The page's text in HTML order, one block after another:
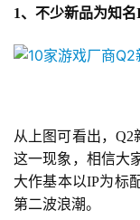
1、不少新品为知
从上图可看出，Q2
这一现象，相信大
大作基本以IP为标
第二波浪潮。